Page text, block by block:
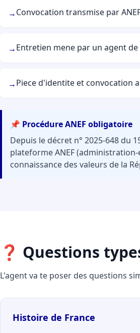
→Convocation transmise par
→Entretien mene par un agent
→Piece d'identite et convocation
📌 Procédure ANEF obligatoire
Depuis le décret n° 2025-648 du
plateforme ANEF
connaissance des valeurs de la
❓ Questions
L'agent va te poser des questions
Histoire de France